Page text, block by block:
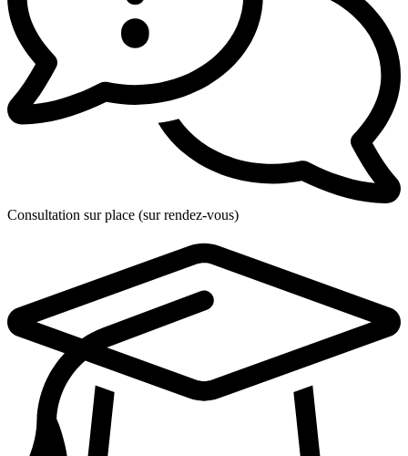
Consultation sur place (sur rendez-vous)